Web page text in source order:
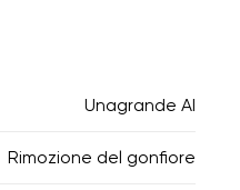
Unagrande AI
Rimozione del gonfiore